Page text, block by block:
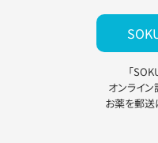
「
オンライ
お薬を郵